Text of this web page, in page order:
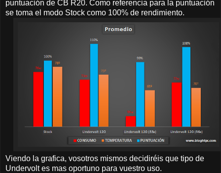
puntuación de CB R20. Como referencia para la puntuación
se toma el modo Stock como 100% de rendimiento.
Viendo la grafica, vosotros mismos decidiréis que tipo de
Undervolt es mas oportuno para vuestro uso.